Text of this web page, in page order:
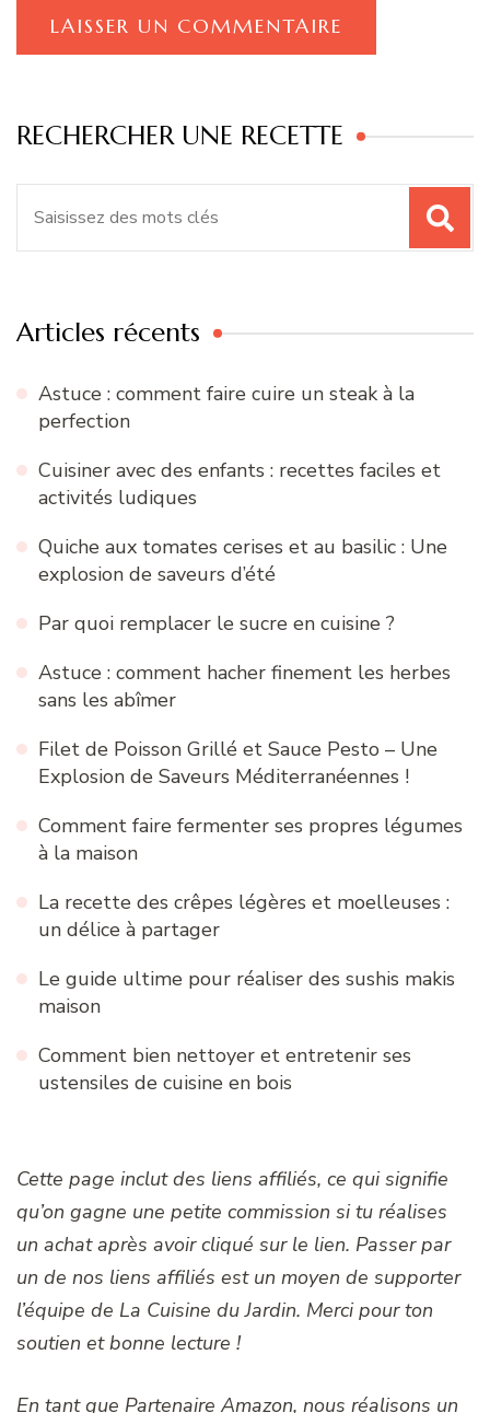
RECHERCHER UNE RECETTE
Articles récents
Astuce : comment faire cuire un steak à la
perfection
Cuisiner avec des enfants : recettes faciles et
activités ludiques
Quiche aux tomates cerises et au basilic : Une
explosion de saveurs d’été
Par quoi remplacer le sucre en cuisine ?
Astuce : comment hacher finement les herbes
sans les abîmer
Filet de Poisson Grillé et Sauce Pesto – Une
Explosion de Saveurs Méditerranéennes !
Comment faire fermenter ses propres légumes
à la maison
La recette des crêpes légères et moelleuses :
un délice à partager
Le guide ultime pour réaliser des sushis makis
maison
Comment bien nettoyer et entretenir ses
ustensiles de cuisine en bois
Cette page inclut des liens affiliés, ce qui signifie
qu’on gagne une petite commission si tu réalises
un achat après avoir cliqué sur le lien. Passer par
un de nos liens affiliés est un moyen de supporter
l’équipe de La Cuisine du Jardin. Merci pour ton
soutien et bonne lecture !
En tant que Partenaire Amazon, nous réalisons un